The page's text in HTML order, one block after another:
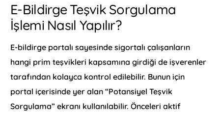
E-Bildirge Teşvik Sorgulama
İşlemi Nasıl Yapılır?
E-bildirge portalı sayesinde sigortalı çalışanların
hangi prim teşvikleri kapsamına girdiği de işverenler
tarafından kolayca kontrol edilebilir. Bunun için
portal içerisinde yer alan “Potansiyel Teşvik
Sorgulama” ekranı kullanılabilir. Önceleri aktif